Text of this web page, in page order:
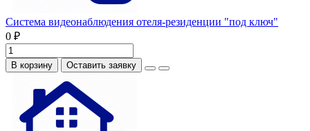
Система видеонаблюдения отеля-резиденции "под ключ"
0 ₽
В корзину Оставить заявку